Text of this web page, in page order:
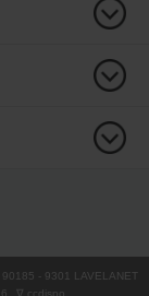
- 9301 LAVELANET
∇ ccdispo